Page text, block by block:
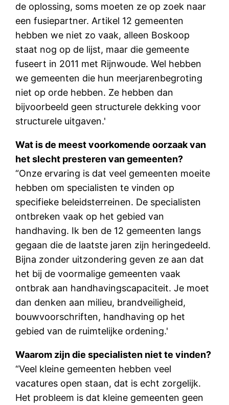
de oplossing, soms moeten ze op zoek naar
een fusiepartner. Artikel 12 gemeenten
hebben we niet zo vaak, alleen Boskoop
staat nog op de lijst, maar die gemeente
fuseert in 2011 met Rijnwoude. Wel hebben
we gemeenten die hun meerjarenbegroting
niet op orde hebben. Ze hebben dan
bijvoorbeeld geen structurele dekking voor
structurele uitgaven.'
Wat is de meest voorkomende oorzaak van
het slecht presteren van gemeenten?
“Onze ervaring is dat veel gemeenten moeite
hebben om specialisten te vinden op
specifieke beleidsterreinen. De specialisten
ontbreken vaak op het gebied van
handhaving. Ik ben de 12 gemeenten langs
gegaan die de laatste jaren zijn heringedeeld.
Bijna zonder uitzondering geven ze aan dat
het bij de voormalige gemeenten vaak
ontbrak aan handhavingscapaciteit. Je moet
dan denken aan milieu, brandveiligheid,
bouwvoorschriften, handhaving op het
gebied van de ruimtelijke ordening.'
Waarom zijn die specialisten niet te vinden?
“Veel kleine gemeenten hebben veel
vacatures open staan, dat is echt zorgelijk.
Het probleem is dat kleine gemeenten geen